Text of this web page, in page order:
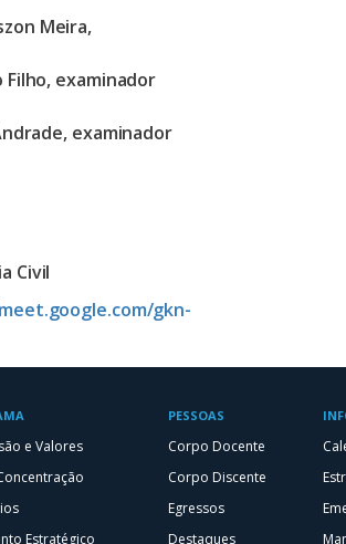
Meira,
examinador
examinador
Civil
gkn-
e Valores
Estratégico
PESSOAS
Corpo Docente
Corpo Discente
Egressos
Destaques